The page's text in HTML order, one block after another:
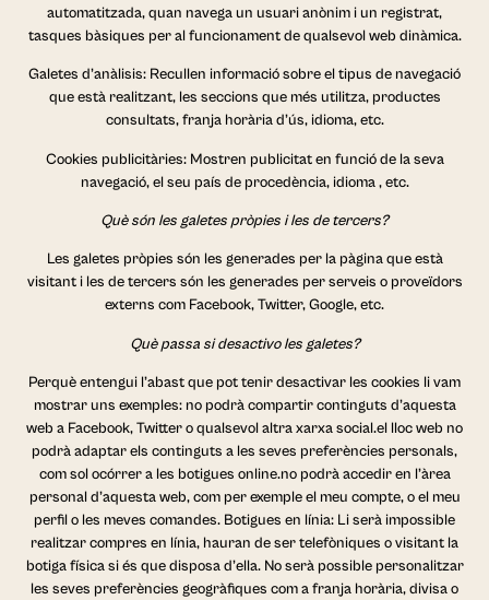
automatitzada, quan navega un usuari anònim i un registrat,
tasques bàsiques per al funcionament de qualsevol web dinàmica.
Galetes d’anàlisis: Recullen informació sobre el tipus de navegació
que està realitzant, les seccions que més utilitza, productes
consultats, franja horària d’ús, idioma, etc.
Cookies publicitàries: Mostren publicitat en funció de la seva
navegació, el seu país de procedència, idioma , etc.
Què són les galetes pròpies i les de tercers?
Les galetes pròpies són les generades per la pàgina que està
visitant i les de tercers són les generades per serveis o proveïdors
externs com Facebook, Twitter, Google, etc.
Què passa si desactivo les galetes?
Perquè entengui l’abast que pot tenir desactivar les cookies li vam
mostrar uns exemples: no podrà compartir continguts d’aquesta
web a Facebook, Twitter o qualsevol altra xarxa social.el lloc web no
podrà adaptar els continguts a les seves preferències personals,
com sol ocórrer a les botigues online.no podrà accedir en l’àrea
personal d’aquesta web, com per exemple el meu compte, o el meu
perfil o les meves comandes. Botigues en línia: Li serà impossible
realitzar compres en línia, hauran de ser telefòniques o visitant la
botiga física si és que disposa d’ella. No serà possible personalitzar
les seves preferències geogràfiques com a franja horària, divisa o